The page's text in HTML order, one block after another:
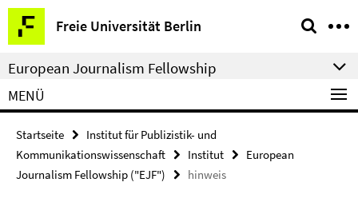
Springe
direkt
zu
Inhalt
Freie Universität Berlin
Service-
Navigation
European Journalism Fellowship
MENÜ
Startseite
Institut für Publizistik- und
Kommunikationswissenschaft
Institut
European
Journalism Fellowship ("EJF")
hinweis